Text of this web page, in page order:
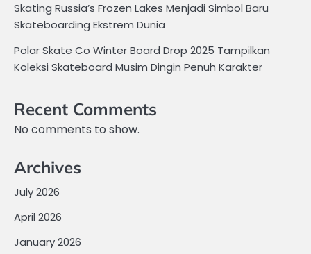
Skating Russia’s Frozen Lakes Menjadi Simbol Baru
Skateboarding Ekstrem Dunia
Polar Skate Co Winter Board Drop 2025 Tampilkan
Koleksi Skateboard Musim Dingin Penuh Karakter
Recent Comments
No comments to show.
Archives
July 2026
April 2026
January 2026